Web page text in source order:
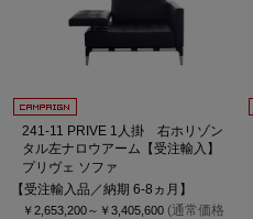
241-11 PRIVE 1人掛 右ホリゾン
タル左ナロウアーム【受注輸入】
プリヴェ ソファ
【受注輸入品／納期 6-8ヵ月】
￥2,653,200～ ￥3,405,600 (通常価格